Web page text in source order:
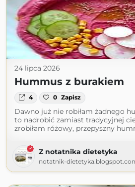
24 lipca 2026
Hummus z burakiem
4 0 Zapisz
Dawno już nie robiłam żadnego
to nadrobić zamiast tradycyjnej
zrobiłam różowy, przepyszny
Z notatnika dietetyka
notatnik-